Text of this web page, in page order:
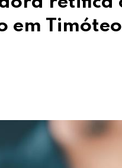
em Timóteo